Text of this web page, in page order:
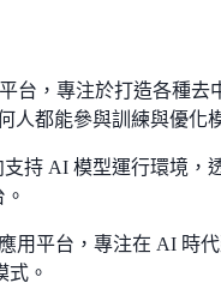
台，專注於打造各種去
都能參與訓練與優化
持 AI 模型運行環境，
用平台，專注在 AI 時
式。